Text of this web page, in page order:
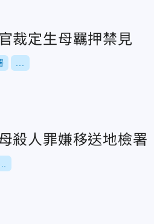
裁定生母羈押禁見
殺人罪嫌移送地檢署